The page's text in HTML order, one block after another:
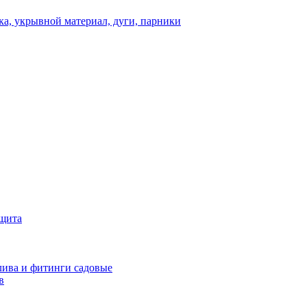
укрывной материал, дуги, парники
и фитинги садовые